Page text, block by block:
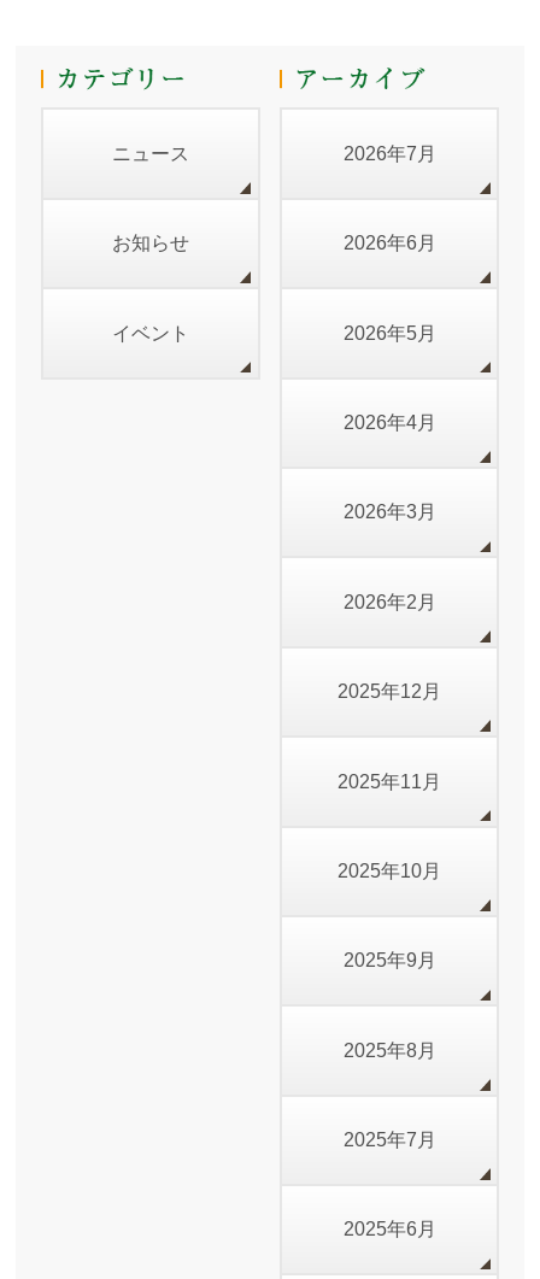
ニュース
お知らせ
イベント
2026年7月
2026年6月
2026年5月
2026年4月
2026年3月
2026年2月
2025年12月
2025年11月
2025年10月
2025年9月
2025年8月
2025年7月
2025年6月